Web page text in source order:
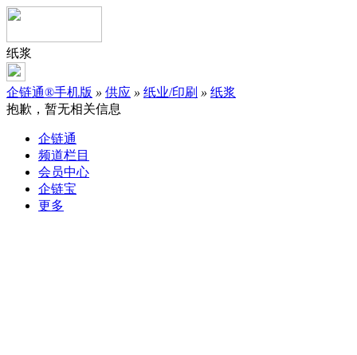
纸浆
企链通®手机版 » 供应 » 纸业/印刷 » 纸浆
抱歉，暂无相关信息
企链通
频道栏目
会员中心
企链宝
更多